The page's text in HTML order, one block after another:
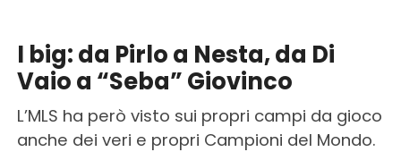
I big: da Pirlo a Nesta, da Di
Vaio a “Seba” Giovinco
L’MLS ha però visto sui propri campi da gioco
anche dei veri e propri Campioni del Mondo.